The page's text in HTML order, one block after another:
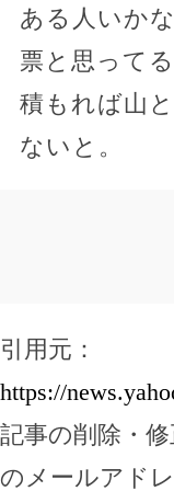
ある人いか
票と思って
積もれば山
ないと。
引用元：
https://
記事の削除・
のメールアド